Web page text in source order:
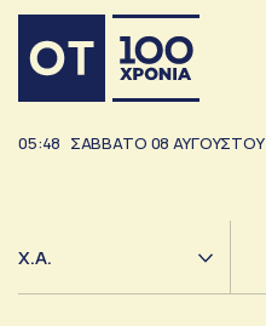
05:48 ΣΑΒΒΑΤΟ 08 ΑΥΓΟΥΣΤΟΥ
Χ.Α.